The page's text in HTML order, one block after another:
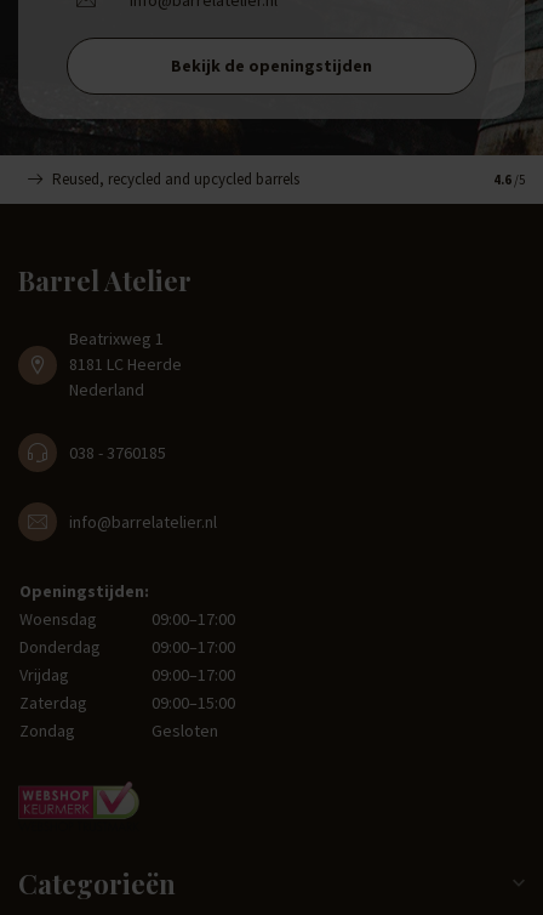
Bekijk de openingstijden
Reused, recycled and upcycled barrels 4.6 /5
Barrel Atelier
Beatrixweg 1
8181 LC Heerde
Nederland
038 - 3760185
info@barrelatelier.nl
Openingstijden:
Woensdag
09:00–17:00
Donderdag
09:00–17:00
Vrijdag
09:00–17:00
Zaterdag
09:00–15:00
Zondag
Gesloten
Categorieën